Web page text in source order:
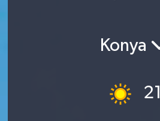
Konya
21